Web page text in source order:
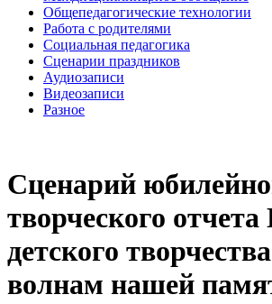
Общепедагогические технологии
Работа с родителями
Социальная педагогика
Сценарии праздников
Аудиозаписи
Видеозаписи
Разное
Сценарий
творческого
детского
волнам нашей